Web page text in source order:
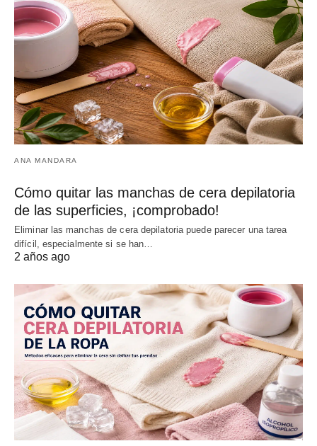
ANA MANDARA
Cómo quitar las manchas de cera depilatoria
de las superficies, ¡comprobado!
Eliminar las manchas de cera depilatoria puede parecer una tarea
difícil, especialmente si se han…
2 años ago